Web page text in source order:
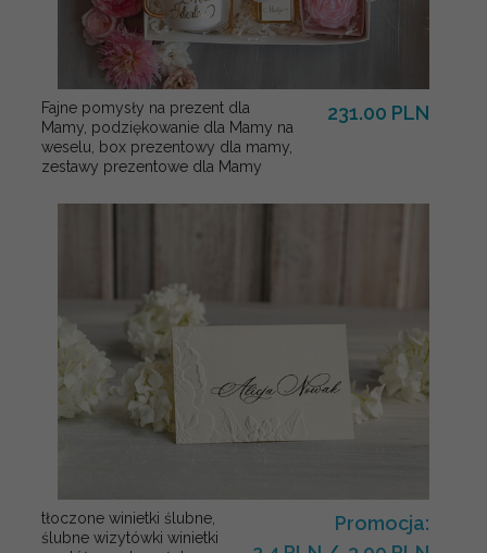
Fajne pomysły na prezent dla
Mamy, podziękowanie dla Mamy na
weselu, box prezentowy dla mamy,
zestawy prezentowe dla Mamy
231.00 PLN
tłoczone winietki ślubne,
ślubne wizytówki winietki
Promocja: